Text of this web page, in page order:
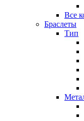
Все
Браслеты
Тип